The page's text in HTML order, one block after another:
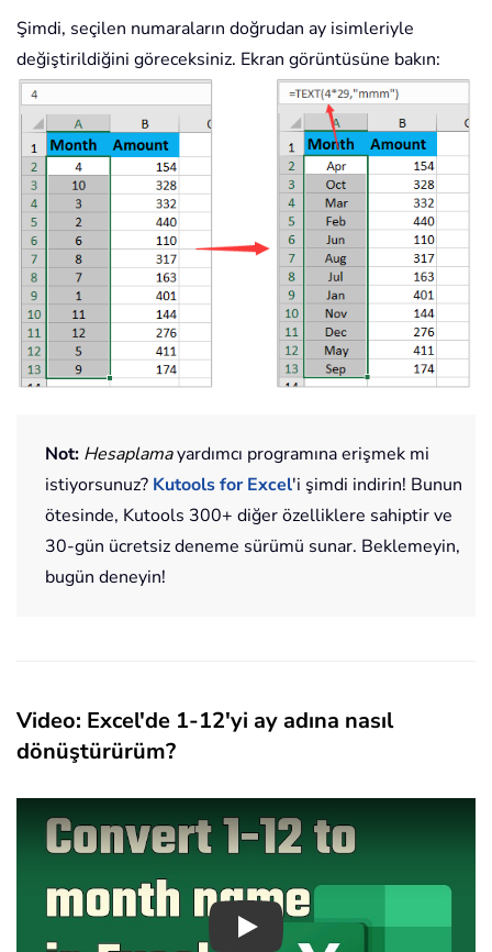
Şimdi, seçilen numaraların doğrudan ay isimleriyle
değiştirildiğini göreceksiniz. Ekran görüntüsüne bakın:
Not: Hesaplamayardımcı programına erişmek mi
istiyorsunuz? Kutools for Excel'i şimdi indirin! Bunun
ötesinde, Kutools 300+ diğer özelliklere sahiptir ve
30-gün ücretsiz deneme sürümü sunar. Beklemeyin,
bugün deneyin!
Video: Excel'de 1-12'yi ay adına nasıl
dönüştürürüm?
Play